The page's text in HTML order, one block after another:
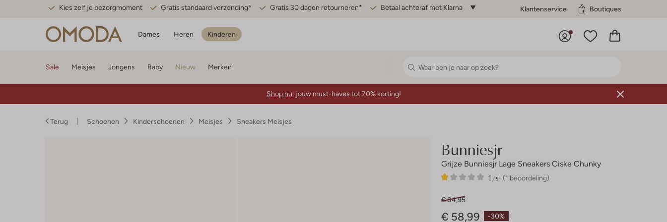
Kies zelf je bezorgmoment Gratis standaard verzending* Gratis 30 dagen retourneren* Betaal achteraf met Klarna Klantenservice Boutiques
Dames Heren Kinderen
Sale Meisjes Jongens Baby Nieuw Merken
Shop nu: jouw must-haves tot 70% korting!
Terug Schoenen Kinderschoenen Meisjes Sneakers Meisjes
Bunniesjr
Grijze Bunniesjr Lage Sneakers Ciske Chunky
(1 beoordeling)
1 /5
1
1
-30%
€ 84,95
€ 58,99